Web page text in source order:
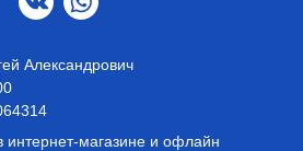
магазине и офлайн
Александрович